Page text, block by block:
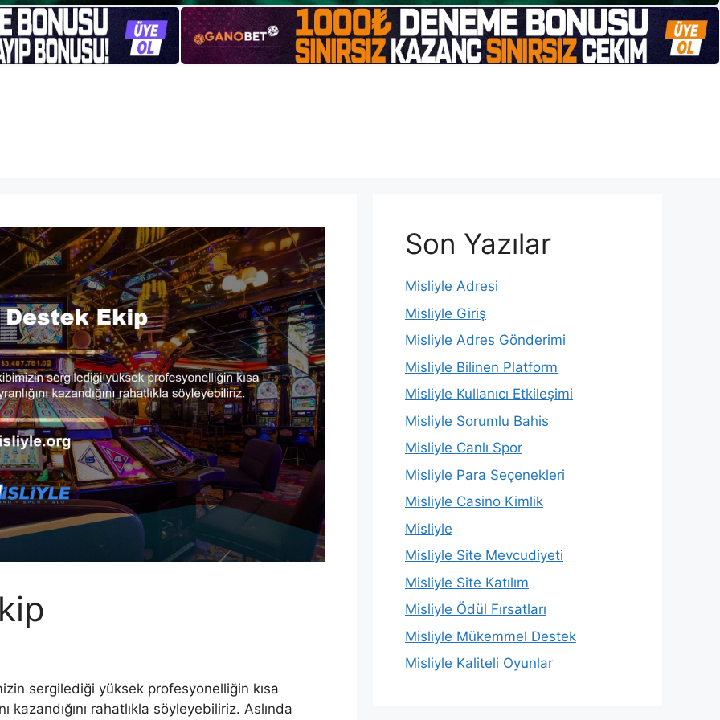
sergilediği yüksek profesyonelliğin kısa
rahatlıkla söyleyebiliriz. Aslında
Son Yazılar
Misliyle Adresi
Misliyle Giriş
Misliyle Adres Gönderimi
Misliyle Bilinen Platform
Misliyle Kullanıcı Etkileşimi
Misliyle Sorumlu Bahis
Misliyle Canlı Spor
Misliyle Para Seçenekleri
Misliyle Casino Kimlik
Misliyle
Misliyle Site Mevcudiyeti
Misliyle Site Katılım
Misliyle Ödül Fırsatları
Misliyle Mükemmel Destek
Misliyle Kaliteli Oyunlar